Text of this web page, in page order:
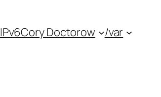
IPv6Cory Doctorow /var